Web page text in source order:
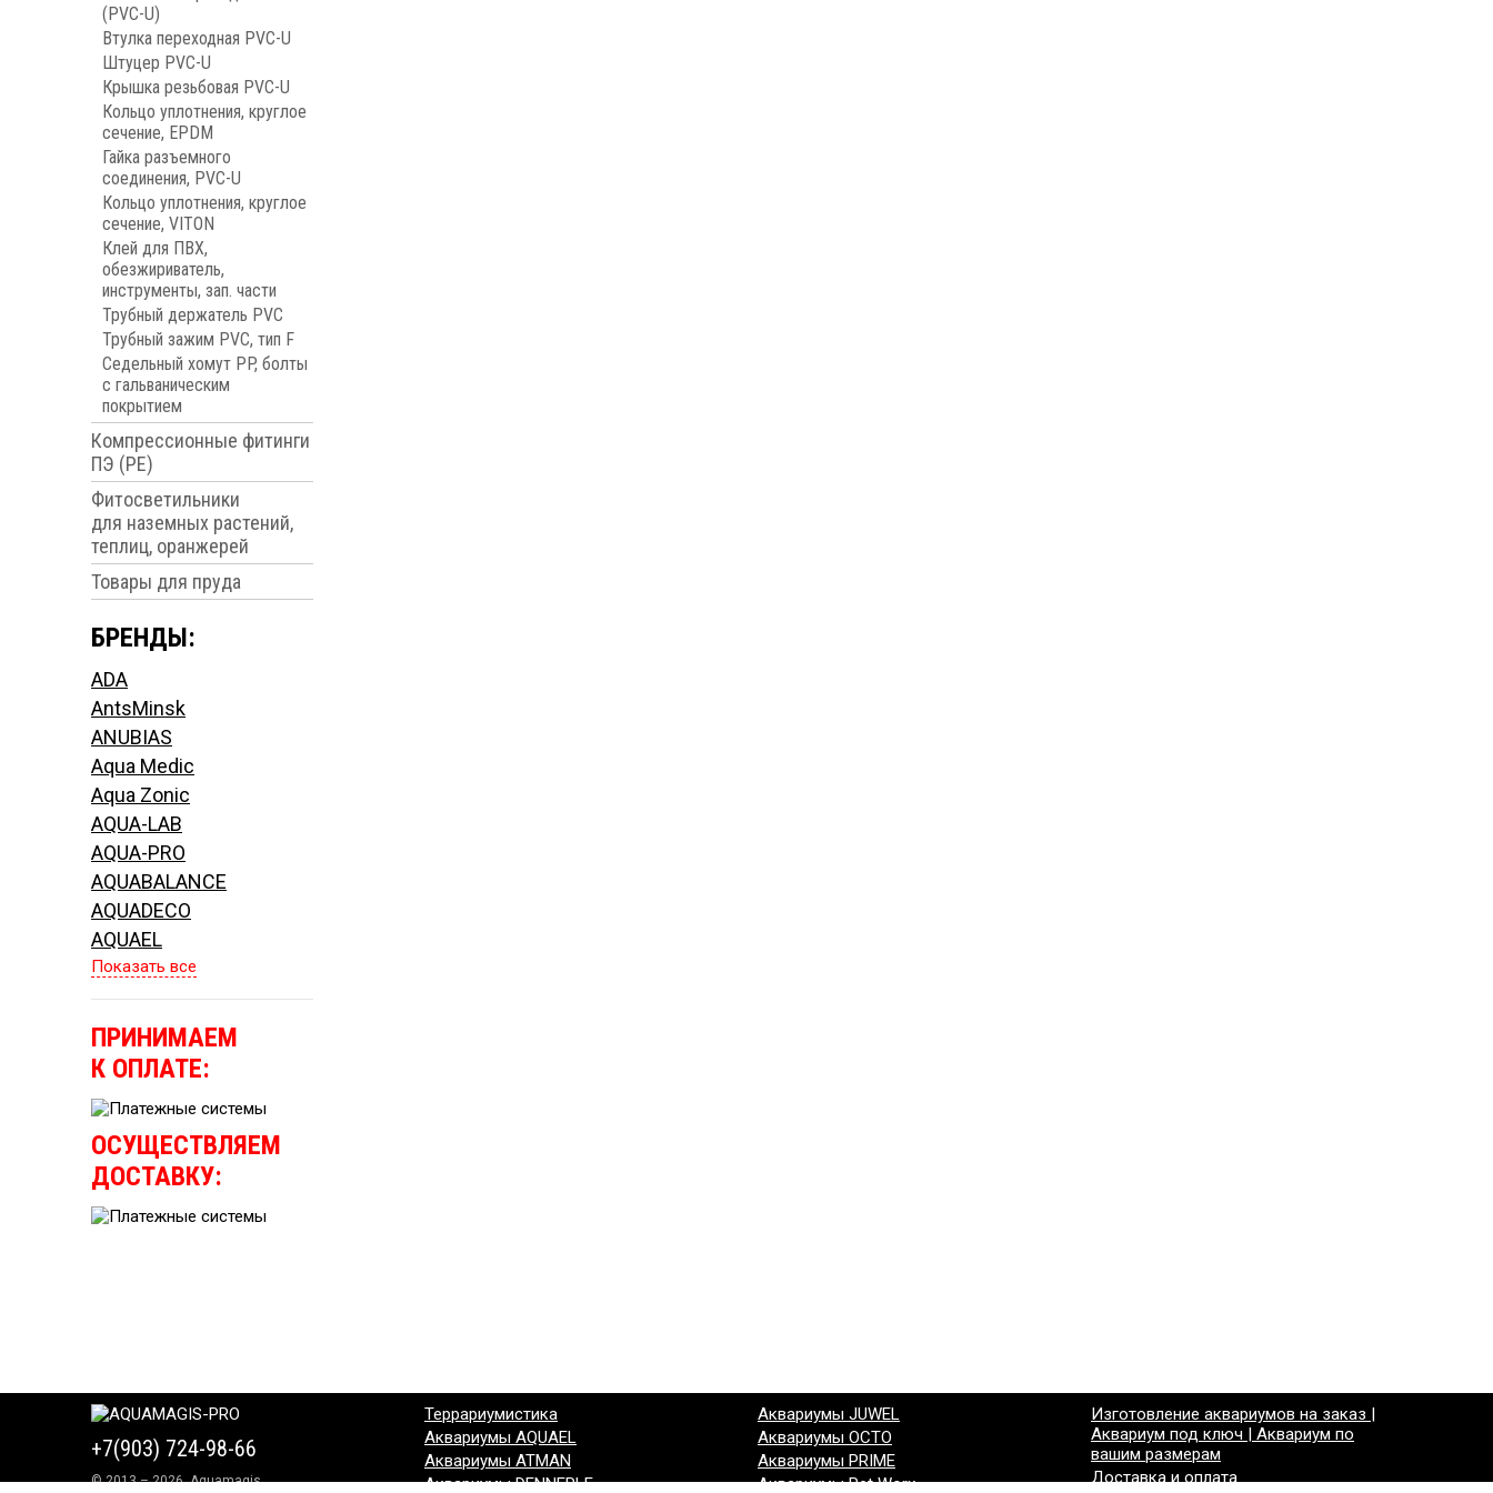
(PVC-U)
Втулка переходная PVC-U
Штуцер PVC-U
Крышка резьбовая PVC-U
Кольцо уплотнения, круглое
сечение, EPDM
Гайка разъемного
соединения, PVC-U
Кольцо уплотнения, круглое
сечение, VITON
Клей для ПВХ,
обезжириватель,
инструменты, зап. части
Трубный держатель PVC
Трубный зажим PVC, тип F
Седельный хомут PP, болты
с гальваническим
покрытием
Компрессионные фитинги
ПЭ (PE)
Фитосветильники
для наземных растений,
теплиц, оранжерей
Товары для пруда
БРЕНДЫ:
ADA
AntsMinsk
ANUBIAS
Aqua Medic
Aqua Zonic
AQUA-LAB
AQUA-PRO
AQUABALANCE
AQUADECO
AQUAEL
Показать все
ПРИНИМАЕМ
К ОПЛАТЕ:
ОСУЩЕСТВЛЯЕМ
ДОСТАВКУ:
+7(903) 724-98-66
© 2013 – 2026, Aquamagis
Террариумистика
Аквариумы AQUAEL
Аквариумы ATMAN
Аквариумы DENNERLE
Аквариумы JUWEL
Аквариумы OCTO
Аквариумы PRIME
Аквариумы Pet Worx
Изготовление аквариумов на заказ |
Аквариум под ключ | Аквариум по
вашим размерам
Доставка и оплата